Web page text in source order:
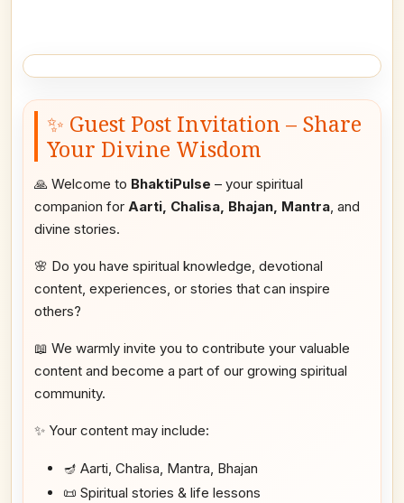
✨ Guest Post Invitation – Share
Your Divine Wisdom
🙏 Welcome to BhaktiPulse – your spiritual
companion for Aarti, Chalisa, Bhajan, Mantra, and
divine stories.
🌸 Do you have spiritual knowledge, devotional
content, experiences, or stories that can inspire
others?
📖 We warmly invite you to contribute your valuable
content and become a part of our growing spiritual
community.
✨ Your content may include:
🪔 Aarti, Chalisa, Mantra, Bhajan
📜 Spiritual stories & life lessons